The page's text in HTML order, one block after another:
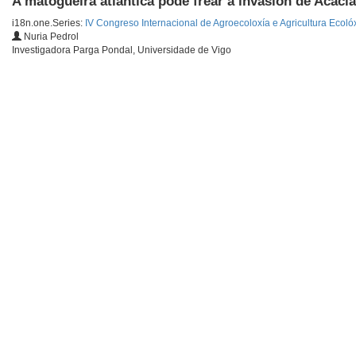
i18n.one.Series: IV Congreso Internacional de Agroecoloxía e Agricultura
Nuria Pedrol
Investigadora Parga Pondal, Universidade de Vigo